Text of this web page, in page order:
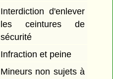
Interdiction d'enlever
les ceintures de
sécurité
Infraction et peine
Mineurs non sujets à